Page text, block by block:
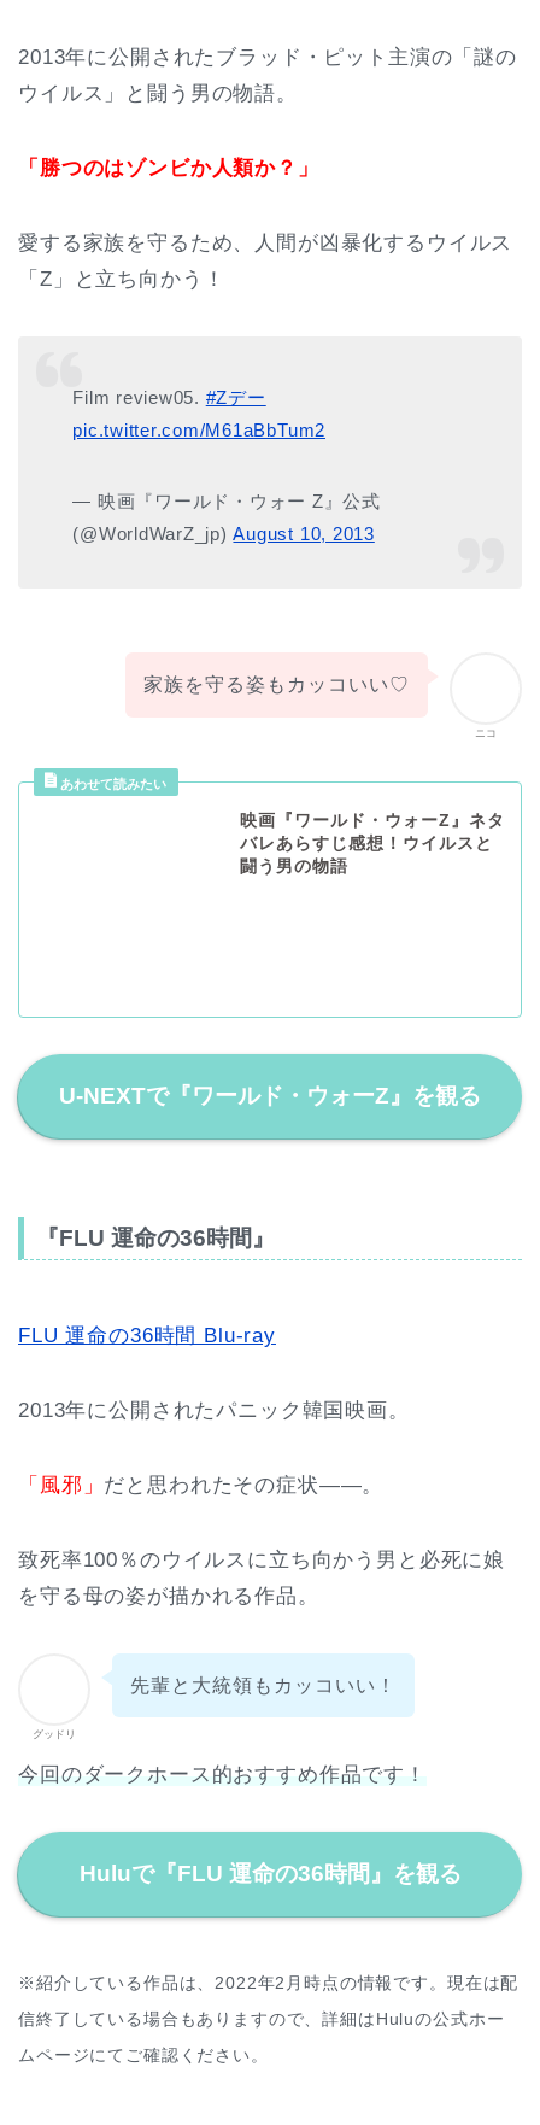
2013年に公開されたブラッド・ピット主演の「謎の
ウイルス」と闘う男の物語。
「勝つのはゾンビか人類か？」
愛する家族を守るため、人間が凶暴化するウイルス
「Z」と立ち向かう！
Film review05. #Zデー
pic.twitter.com/M61aBbTum2
— 映画『ワールド・ウォー Z』公式
(@WorldWarZ_jp)August 10, 2013
ニコ
家族を守る姿もカッコいい♡
映画『ワールド・ウォーZ』ネタ
バレあらすじ感想！ウイルスと
闘う男の物語
U-NEXTで『ワールド・ウォーZ』を観る
『FLU 運命の36時間』
FLU 運命の36時間 Blu-ray
2013年に公開されたパニック韓国映画。
「風邪」 だと思われたその症状――。
致死率100％のウイルスに立ち向かう男と必死に娘
を守る母の姿が描かれる作品。
グッドリ
先輩と大統領もカッコいい！
今回のダークホース的おすすめ作品です！
Huluで『FLU 運命の36時間』を観る
※紹介している作品は、2022年2月時点の情報です。現在は配
信終了している場合もありますので、詳細はHuluの公式ホー
ムページにてご確認ください。